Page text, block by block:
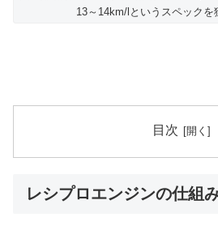
13～14km/lというスペックを
目次
レシプロエンジンの仕組